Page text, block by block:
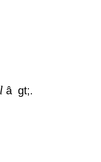
â gt;.